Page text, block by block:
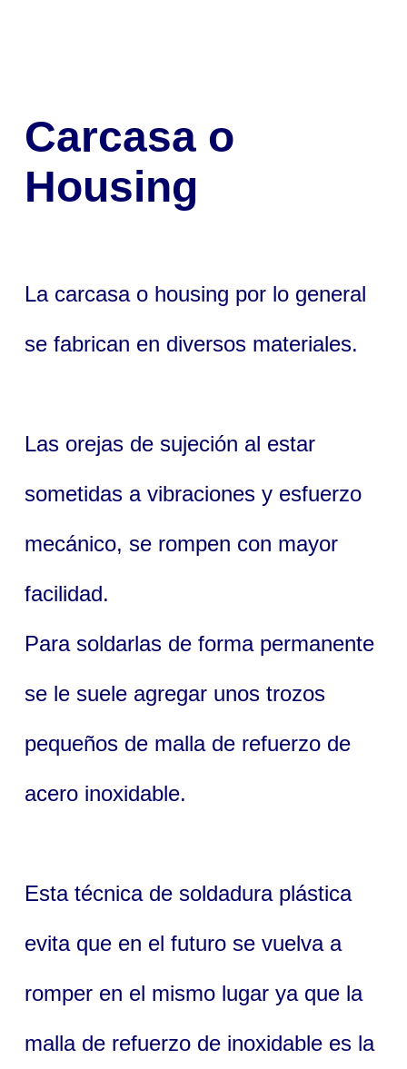
Carcasa o
Housing
La carcasa o housing por lo general
se fabrican en diversos materiales.
Las orejas de sujeción al estar
sometidas a vibraciones y esfuerzo
mecánico, se rompen con mayor
facilidad.
Para soldarlas de forma permanente
se le suele agregar unos trozos
pequeños de malla de refuerzo de
acero inoxidable.
Esta técnica de soldadura plástica
evita que en el futuro se vuelva a
romper en el mismo lugar ya que la
malla de refuerzo de inoxidable es la